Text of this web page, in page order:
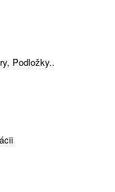
Podložky..